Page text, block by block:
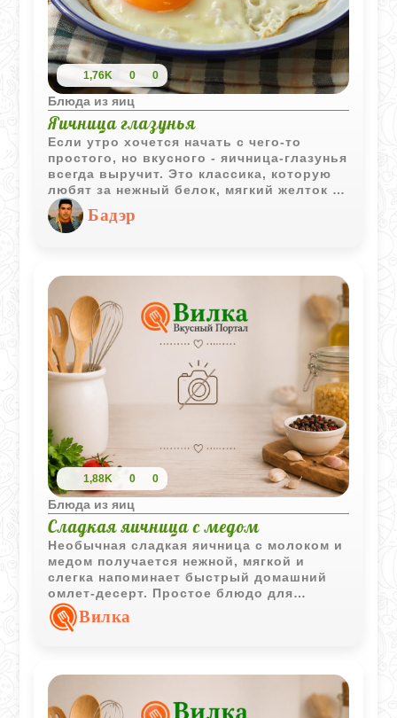
1,76K 0 0
Блюда из яиц
Яичница глазунья
Если утро хочется начать с чего-то
простого, но вкусного - яичница-глазунья
всегда выручит. Это классика, которую
любят за нежный белок, мягкий желток и
минимум хлопот. Всего два ингредиента,
одна сковорода и пять минут - и у вас на
тарелке горячий завтрак, который не
Бадэр
1,88K 0 0
Блюда из яиц
Сладкая яичница с медом
Необычная сладкая яичница с молоком и
медом получается нежной, мягкой и
слегка напоминает быстрый домашний
омлет-десерт. Простое блюдо для
завтрака, когда хочется чего-то теплого и
нестандартного.
Вилка